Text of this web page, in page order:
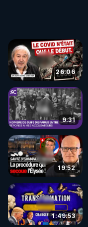
26:06
9:31
19:52
1:49:53